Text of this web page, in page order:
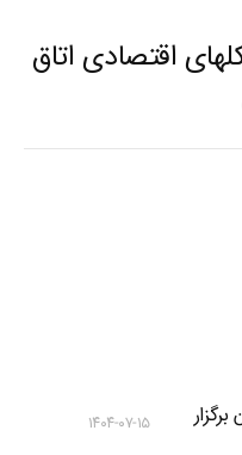
اقتصادی اتاق
ملی کیفیت ۱۸ آبان برگزار
۱۴۰۴-۰۷-۱۵